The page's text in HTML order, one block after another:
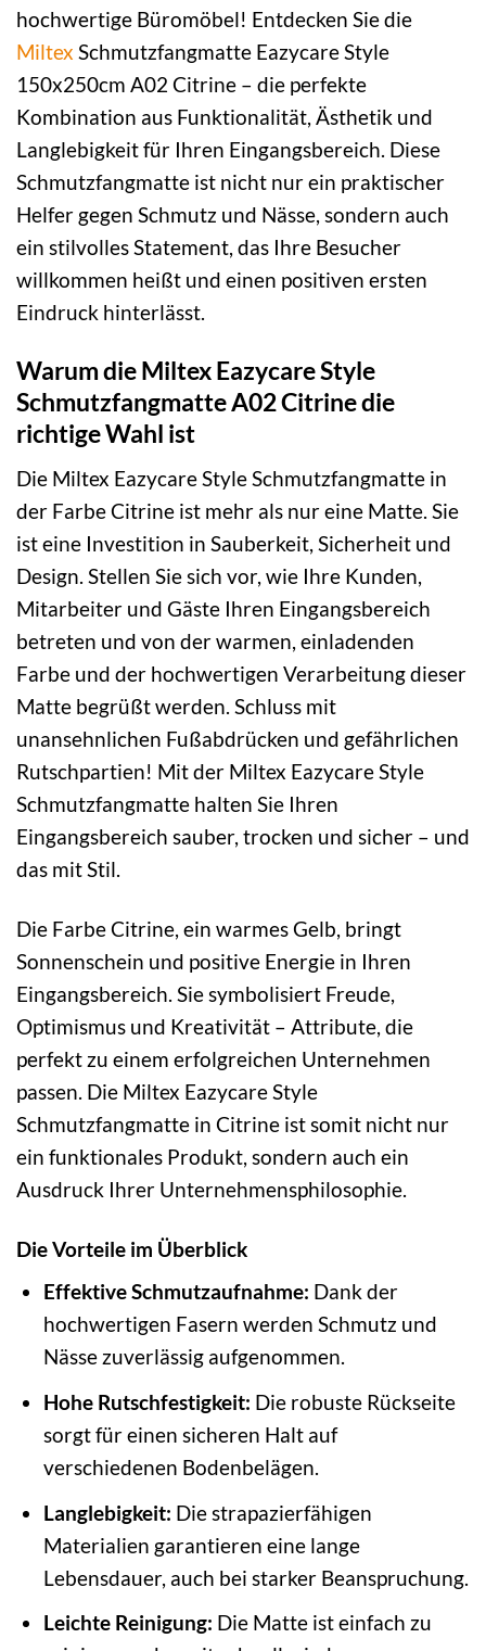
hochwertige Büromöbel! Entdecken Sie die
Miltex Schmutzfangmatte Eazycare Style
150x250cm A02 Citrine – die perfekte
Kombination aus Funktionalität, Ästhetik und
Langlebigkeit für Ihren Eingangsbereich. Diese
Schmutzfangmatte ist nicht nur ein praktischer
Helfer gegen Schmutz und Nässe, sondern auch
ein stilvolles Statement, das Ihre Besucher
willkommen heißt und einen positiven ersten
Eindruck hinterlässt.
Warum die Miltex Eazycare Style
Schmutzfangmatte A02 Citrine die
richtige Wahl ist
Die Miltex Eazycare Style Schmutzfangmatte in
der Farbe Citrine ist mehr als nur eine Matte. Sie
ist eine Investition in Sauberkeit, Sicherheit und
Design. Stellen Sie sich vor, wie Ihre Kunden,
Mitarbeiter und Gäste Ihren Eingangsbereich
betreten und von der warmen, einladenden
Farbe und der hochwertigen Verarbeitung dieser
Matte begrüßt werden. Schluss mit
unansehnlichen Fußabdrücken und gefährlichen
Rutschpartien! Mit der Miltex Eazycare Style
Schmutzfangmatte halten Sie Ihren
Eingangsbereich sauber, trocken und sicher – und
das mit Stil.
Die Farbe Citrine, ein warmes Gelb, bringt
Sonnenschein und positive Energie in Ihren
Eingangsbereich. Sie symbolisiert Freude,
Optimismus und Kreativität – Attribute, die
perfekt zu einem erfolgreichen Unternehmen
passen. Die Miltex Eazycare Style
Schmutzfangmatte in Citrine ist somit nicht nur
ein funktionales Produkt, sondern auch ein
Ausdruck Ihrer Unternehmensphilosophie.
Die Vorteile im Überblick
Effektive Schmutzaufnahme: Dank der
hochwertigen Fasern werden Schmutz und
Nässe zuverlässig aufgenommen.
Hohe Rutschfestigkeit: Die robuste Rückseite
sorgt für einen sicheren Halt auf
verschiedenen Bodenbelägen.
Langlebigkeit: Die strapazierfähigen
Materialien garantieren eine lange
Lebensdauer, auch bei starker Beanspruchung.
Leichte Reinigung: Die Matte ist einfach zu